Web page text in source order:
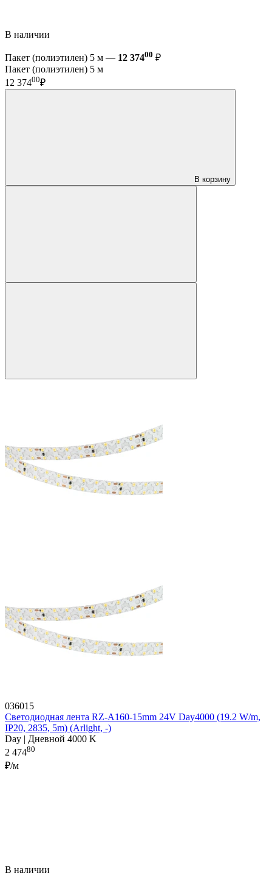
В наличии
Пакет (полиэтилен) 5 м — 12 37400 ₽
Пакет (полиэтилен) 5 м
12 37400₽
В корзину
036015
Светодиодная лента RZ-A160-15mm 24V Day4000 (19.2 W/m,
IP20, 2835, 5m) (Arlight, -)
Day | Дневной 4000 K
2 47480
₽/м
В наличии